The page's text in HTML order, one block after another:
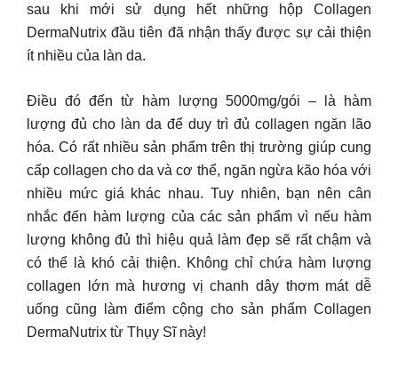
sau khi mới sử dụng hết những hộp Collagen
DermaNutrix đầu tiên đã nhận thấy được sự cải thiện
ít nhiều của làn da.
Điều đó đến từ hàm lượng 5000mg/gói – là hàm
lượng đủ cho làn da để duy trì đủ collagen ngăn lão
hóa. Có rất nhiều sản phẩm trên thị trường giúp cung
cấp collagen cho da và cơ thể, ngăn ngừa kão hóa với
nhiều mức giá khác nhau. Tuy nhiên, bạn nên cân
nhắc đến hàm lượng của các sản phẩm vì nếu hàm
lượng không đủ thì hiệu quả làm đẹp sẽ rất chậm và
có thể là khó cải thiện. Không chỉ chứa hàm lượng
collagen lớn mà hương vị chanh dây thơm mát dễ
uống cũng làm điểm cộng cho sản phẩm Collagen
DermaNutrix từ Thụy Sĩ này!